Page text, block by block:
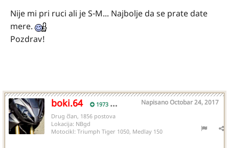
Nije mi pri ruci ali je S-M... Najbolje da se prate date
mere.
Pozdrav!
boki.64 1973 NapisanoOctobar 24, 2017
Drug član, 1856 postova
Lokacija: NBgd
Motocikl: Triumph Tiger 1050, Medlay 150